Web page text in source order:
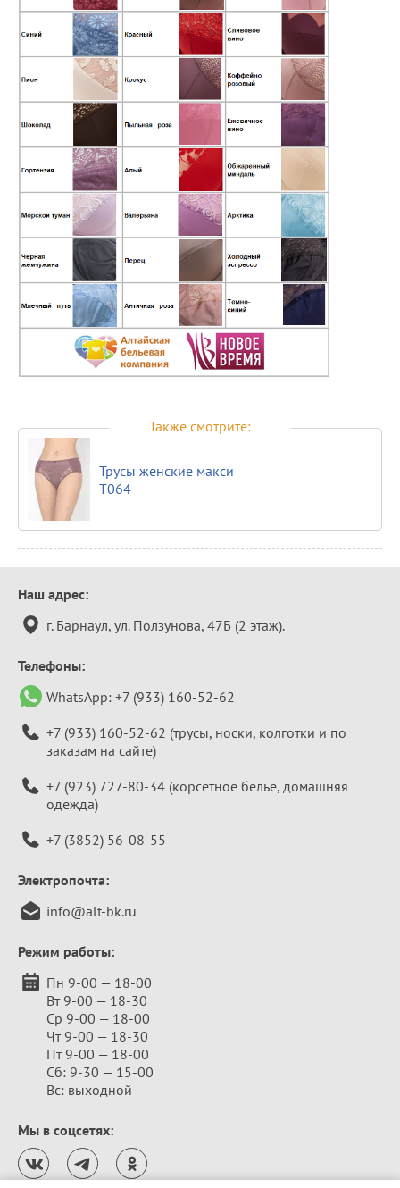
Также смотрите:
Трусы женские макси
Т064
Контактная
информация
Наш адрес:
г. Барнаул, ул. Ползунова, 47Б (2 этаж).
Телефоны:
WhatsApp: +7 (933) 160-52-62
+7 (933) 160-52-62 (трусы, носки, колготки и по
заказам на сайте)
+7 (923) 727-80-34 (корсетное белье, домашняя
одежда)
+7 (3852) 56-08-55
Электропочта:
info@alt-bk.ru
Режим работы:
Пн 9-00 — 18-00
Вт 9-00 — 18-30
Ср 9-00 — 18-00
Чт 9-00 — 18-30
Пт 9-00 — 18-00
Сб: 9-30 — 15-00
Вс: выходной
Мы в соцсетях: